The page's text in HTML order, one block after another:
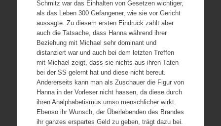
Schmitz war das Einhalten von Gesetzen wichtiger,
als das Leben 300 Gefangener, wie sie vor Gericht
aussagte. Zu diesem ersten Eindruck zählt aber
auch die Tatsache, dass Hanna während ihrer
Beziehung mit Michael sehr dominant und
distanziert war und auch bei dem letzten Treffen
mit Michael zeigt, dass sie nichts aus ihren Taten
bei der SS gelernt hat und diese nicht bereut.
Andererseits kann man als Zuschauer die Figur von
Hanna in der Vorleser nicht hassen, da diese durch
ihren Analphabetismus umso menschlicher wirkt.
Ebenso ihr Wunsch, der Überlebenden des Brandes
ihr ganzes erspartes Geld zu geben, trägt dazu bei.